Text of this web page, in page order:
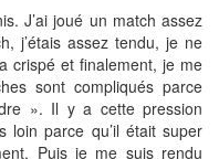
J’ai joué un match assez
j’étais assez tendu, je ne
crispé et finalement, je me
sont compliqués parce
». Il y a cette pression
loin parce qu’il était super
Puis je me suis rendu